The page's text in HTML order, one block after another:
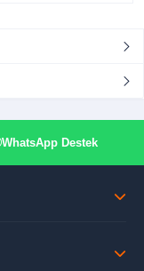
WhatsApp Destek